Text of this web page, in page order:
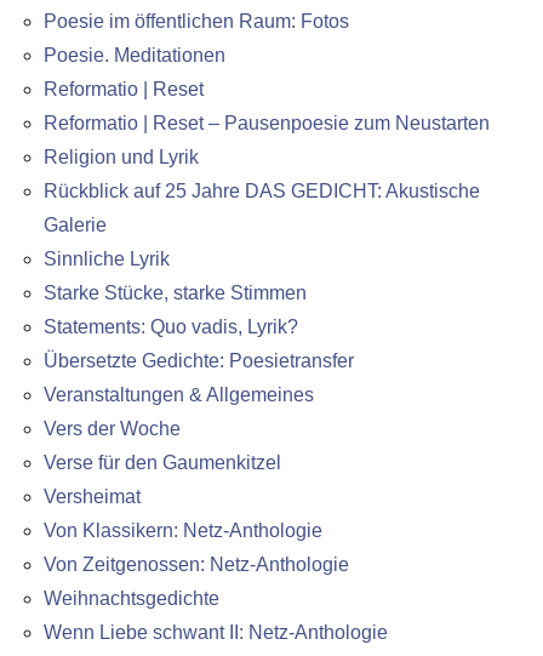
Poesie im öffentlichen Raum: Fotos
Poesie. Meditationen
Reformatio | Reset
Reformatio | Reset – Pausenpoesie zum Neustarten
Religion und Lyrik
Rückblick auf 25 Jahre DAS GEDICHT: Akustische
Galerie
Sinnliche Lyrik
Starke Stücke, starke Stimmen
Statements: Quo vadis, Lyrik?
Übersetzte Gedichte: Poesietransfer
Veranstaltungen & Allgemeines
Vers der Woche
Verse für den Gaumenkitzel
Versheimat
Von Klassikern: Netz-Anthologie
Von Zeitgenossen: Netz-Anthologie
Weihnachtsgedichte
Wenn Liebe schwant II: Netz-Anthologie